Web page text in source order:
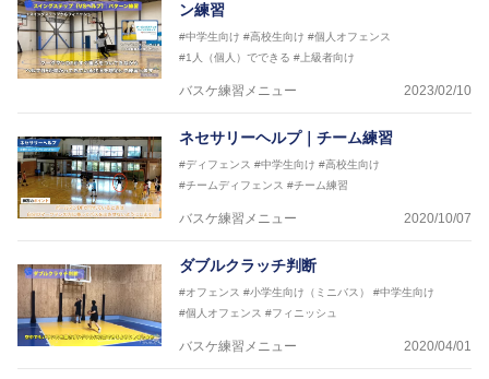
ン練習
#中学生向け #高校生向け #個人オフェンス
#1人（個人）でできる #上級者向け
バスケ練習メニュー 2023/02/10
ネセサリーヘルプ｜チーム練習
#ディフェンス #中学生向け #高校生向け
#チームディフェンス #チーム練習
バスケ練習メニュー 2020/10/07
ダブルクラッチ判断
#オフェンス #小学生向け（ミニバス）
#中学生向け
#個人オフェンス #フィニッシュ
バスケ練習メニュー 2020/04/01